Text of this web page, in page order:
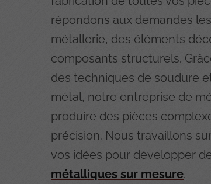
répondons aux demandes
métallerie, des éléments
composants structurels.
des techniques de soudure
métal, notre entreprise de
produire des pièces
précision. Nous travaillons
vos idées pour développer
métalliques sur mesure.